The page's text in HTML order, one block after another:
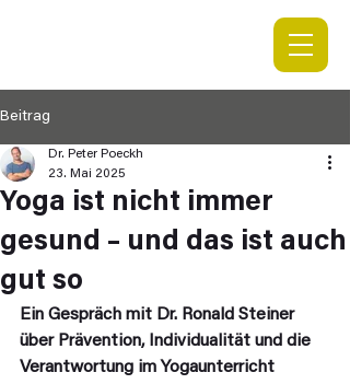
Beitrag
Yoga ist nicht immer
gesund – und das ist auch
gut so
Dr. Peter Poeckh
23. Mai 2025
Ein Gespräch mit Dr. Ronald Steiner
über Prävention, Individualität und die
Verantwortung im Yogaunterricht